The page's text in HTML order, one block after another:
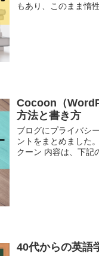
もあり、このまま惰
Cocoon（
方法と書き方
ブログにプライバシ
ントをまとめまし
クーン 内容は、下記
40代からの英語